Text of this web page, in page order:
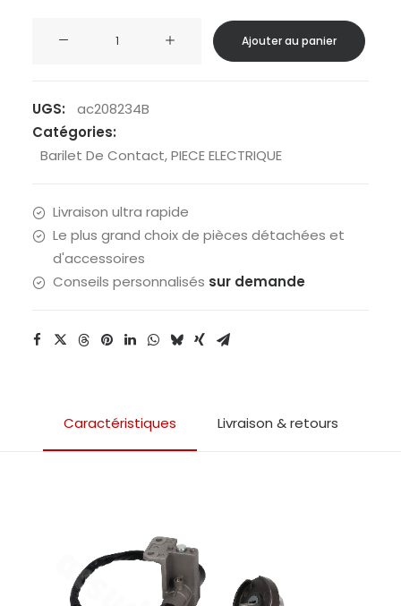
SCOOTER
Ajouter au panier
UGS:
ac208234B
Catégories:
Barilet De Contact,PIECE ELECTRIQUE
Livraison ultra rapide
Le plus grand choix de pièces détachées et
d'accessoires
Conseils personnalisés sur demande
Caractéristiques Livraison & retours